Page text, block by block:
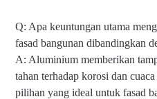
Q: Apa keuntungan utama
fasad bangunan dibandingkan
A: Aluminium memberikan
tahan terhadap korosi dan
pilihan yang ideal untuk fasad